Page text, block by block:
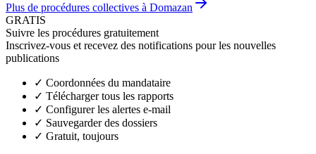
Plus de procédures collectives à Domazan
GRATIS
Suivre les procédures gratuitement
Inscrivez-vous et recevez des notifications pour les nouvelles
publications
✓ Coordonnées du mandataire
✓ Télécharger tous les rapports
✓ Configurer les alertes e-mail
✓ Sauvegarder des dossiers
✓ Gratuit, toujours